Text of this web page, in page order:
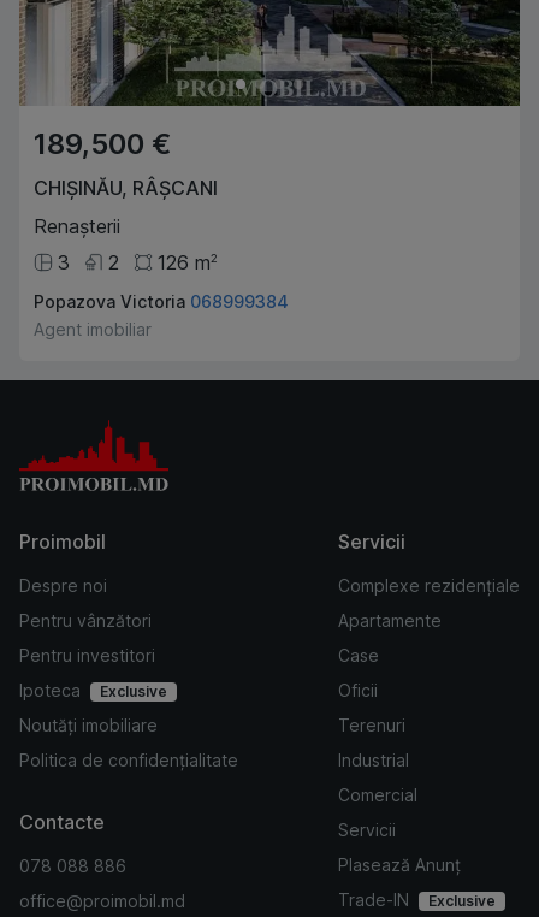
189,500 €
CHIȘINĂU, RÂȘCANI
Renașterii
3
2 126 m2
Popazova Victoria 068999384
Agent imobiliar
Proimobil
Despre noi
Pentru vânzători
Pentru investitori
Ipoteca
Exclusive
Noutăți imobiliare
Politica de confidențialitate
Servicii
Complexe rezidențiale
Apartamente
Case
Oficii
Terenuri
Industrial
Comercial
Servicii
Plasează Anunț
Trade-IN
Exclusive
Contacte
078 088 886
office@proimobil.md